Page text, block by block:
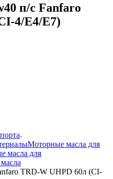
п/с Fanfaro
4/E4/E7)
Моторные масла для
масла для
TRD-W UHPD 60л (CI-